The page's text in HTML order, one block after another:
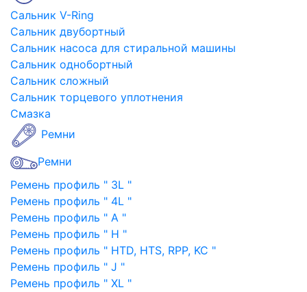
Сальник V-Ring
Сальник двубортный
Сальник насоса для стиральной машины
Сальник однобортный
Сальник сложный
Сальник торцевого уплотнения
Смазка
Ремни
Ремни
Ремень профиль " 3L "
Ремень профиль " 4L "
Ремень профиль " A "
Ремень профиль " H "
Ремень профиль " HTD, HTS, RPP, KC "
Ремень профиль " J "
Ремень профиль " XL "